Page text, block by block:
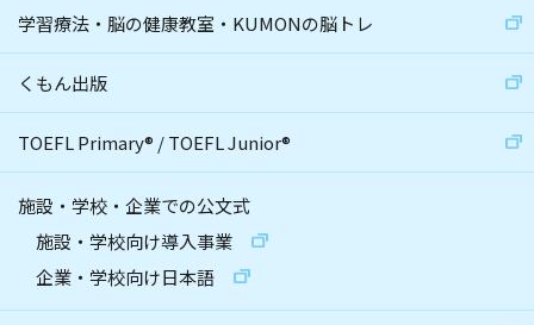
学習療法・脳の健康教室・KUMONの脳トレ
くもん出版
TOEFL Primary® /TOEFL Junior®
施設・学校・企業での公文式
施設・学校向け導入事業
企業・学校向け日本語